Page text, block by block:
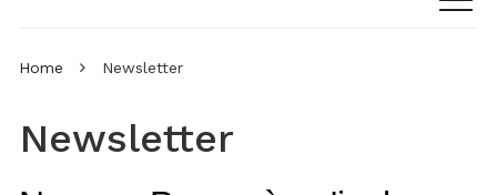
Home Newsletter
Newsletter